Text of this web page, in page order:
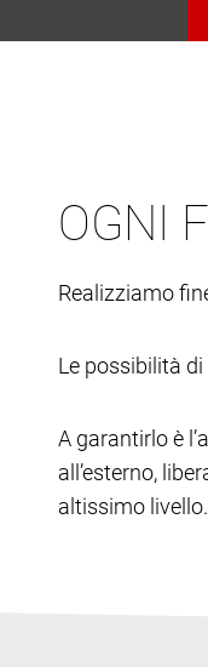
OGNI
Realizziamo
Le possibilità
A garantirlo è
all’esterno,
altissimo livello.